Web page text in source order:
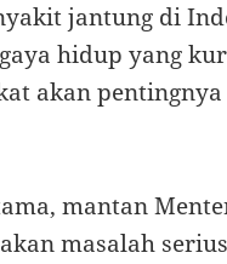
jantung di
hidup yang
akan pentingnya
mantan
masalah